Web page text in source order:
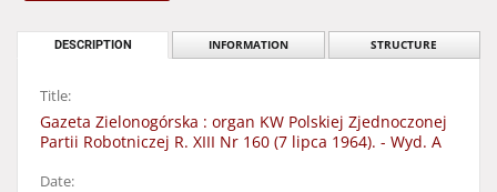
DESCRIPTION INFORMATION STRUCTURE
Title:
Gazeta Zielonogórska : organ KW Polskiej Zjednoczonej
Partii Robotniczej R. XIII Nr 160 (7 lipca 1964). - Wyd. A
Date: